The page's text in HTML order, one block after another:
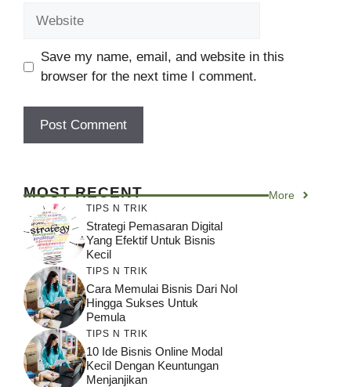
Save my name, email, and website in this
browser for the next time I comment.
MOST RECENT More
TIPS N TRIK
Strategi Pemasaran Digital
Yang Efektif Untuk Bisnis
Kecil
TIPS N TRIK
Cara Memulai Bisnis Dari Nol
Hingga Sukses Untuk
Pemula
TIPS N TRIK
10 Ide Bisnis Online Modal
Kecil Dengan Keuntungan
Menjanjikan